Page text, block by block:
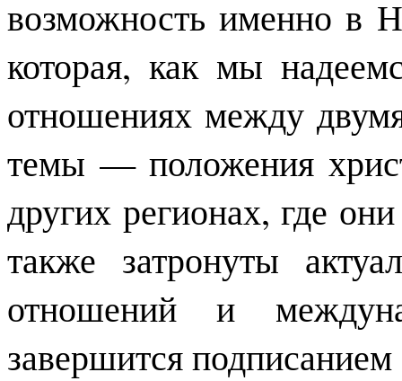
возможность именно в
которая, как мы
отношениях между
темы — положения
других регионах, где
также затронуты
отношений и
завершится